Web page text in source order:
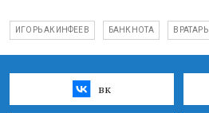
ИГОРЬ АКИНФЕЕВ БАНКНОТА ВРАТАРЬ
вк